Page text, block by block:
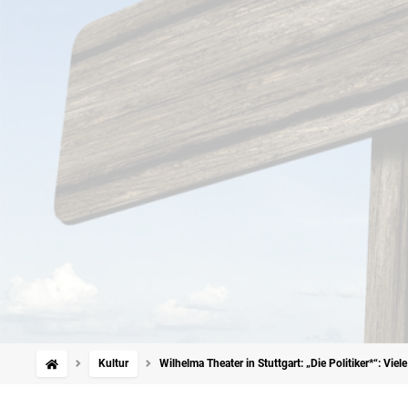
Kultur Wilhelma Theater in Stuttgart: „Die Politiker*“: